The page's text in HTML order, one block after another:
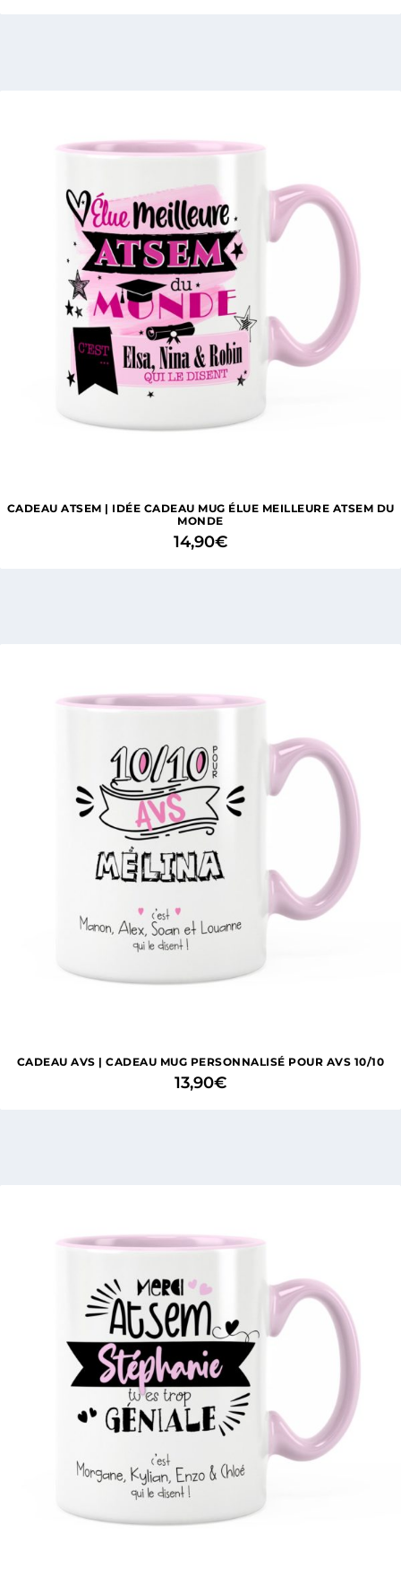
CADEAU ATSEM | IDÉE CADEAU MUG ÉLUE MEILLEURE ATSEM DU
MONDE
14,90€
CADEAU AVS | CADEAU MUG PERSONNALISÉ POUR AVS 10/10
13,90€